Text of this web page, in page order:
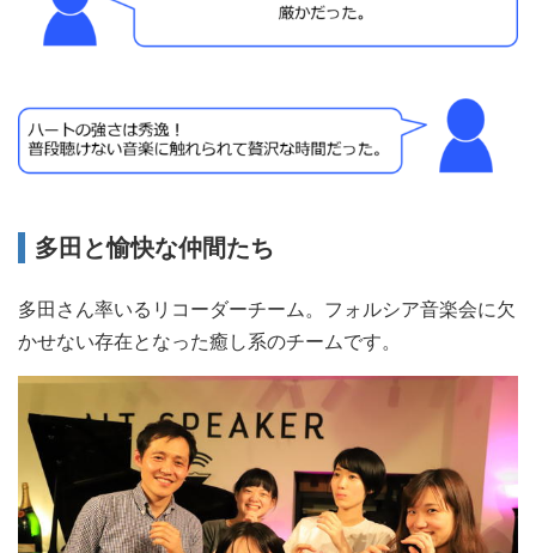
多田と愉快な仲間たち
多田さん率いるリコーダーチーム。フォルシア音楽会に欠
かせない存在となった癒し系のチームです。